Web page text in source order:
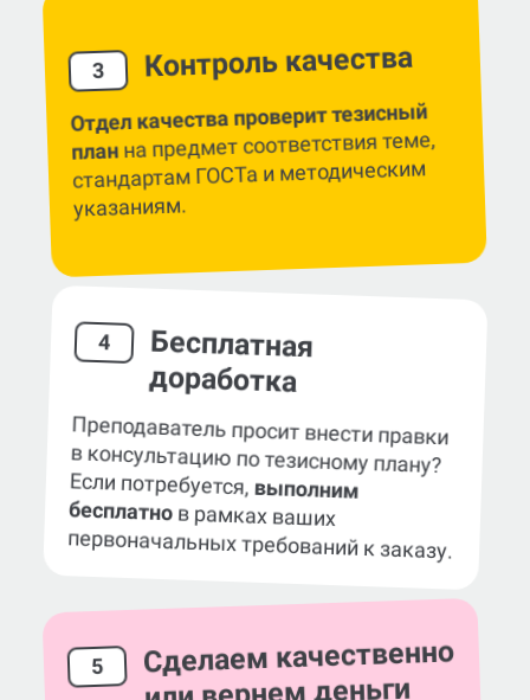
3 Контроль качества
Отдел качества проверит тезисный
планна предмет соответствия теме,
стандартам ГОСТа и методическим
указаниям.
4 Бесплатная
доработка
Преподаватель просит внести правки
в консультацию по тезисному плану?
Если потребуется,выполним
бесплатнов рамках ваших
первоначальных требований к заказу.
5 Сделаем качественно